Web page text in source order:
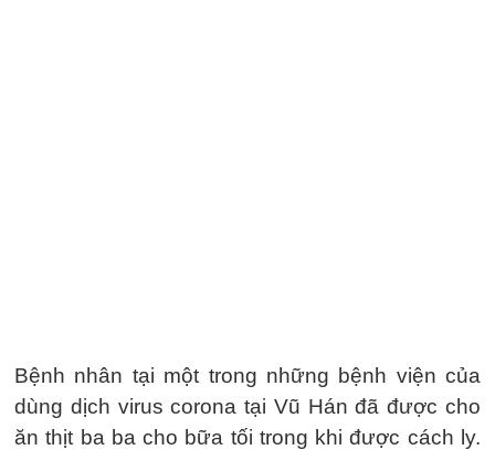
Bệnh nhân tại một trong những bệnh viện của
dùng dịch virus corona tại Vũ Hán đã được cho
ăn thịt ba ba cho bữa tối trong khi được cách ly.